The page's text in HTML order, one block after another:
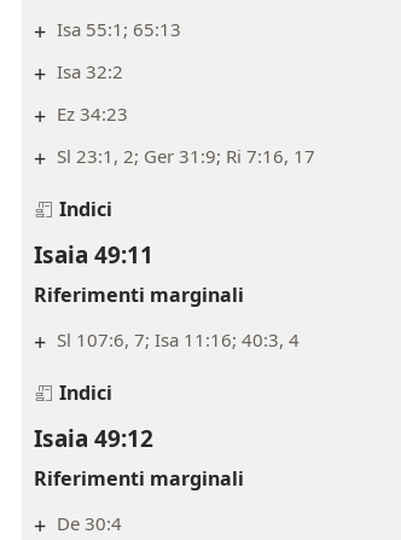
+ Isa 55:1; 65:13
+ Isa 32:2
+ Ez 34:23
+ Sl 23:1, 2; Ger 31:9; Ri 7:16, 17
Indici
Isaia 49:11
Riferimenti marginali
+ Sl 107:6, 7; Isa 11:16; 40:3, 4
Indici
Isaia 49:12
Riferimenti marginali
+ De 30:4